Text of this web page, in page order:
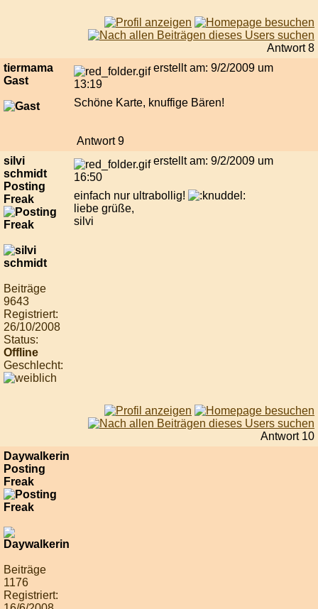
Antwort 8
tiermama
Gast
erstellt am: 9/2/2009 um
13:19
Schöne Karte, knuffige Bären!
Antwort 9
silvi
schmidt
Posting
Freak
Beiträge
9643
Registriert:
26/10/2008
Status:
Offline
Geschlecht:
erstellt am: 9/2/2009 um
16:50
einfach nur ultrabollig!
liebe grüße,
silvi
Antwort 10
Daywalkerin
Posting
Freak
Beiträge
1176
Registriert: